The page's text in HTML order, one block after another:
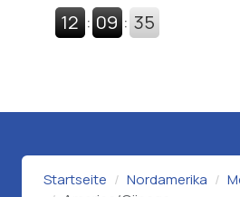
12 : 09 : 36
Startseite Nordamerika